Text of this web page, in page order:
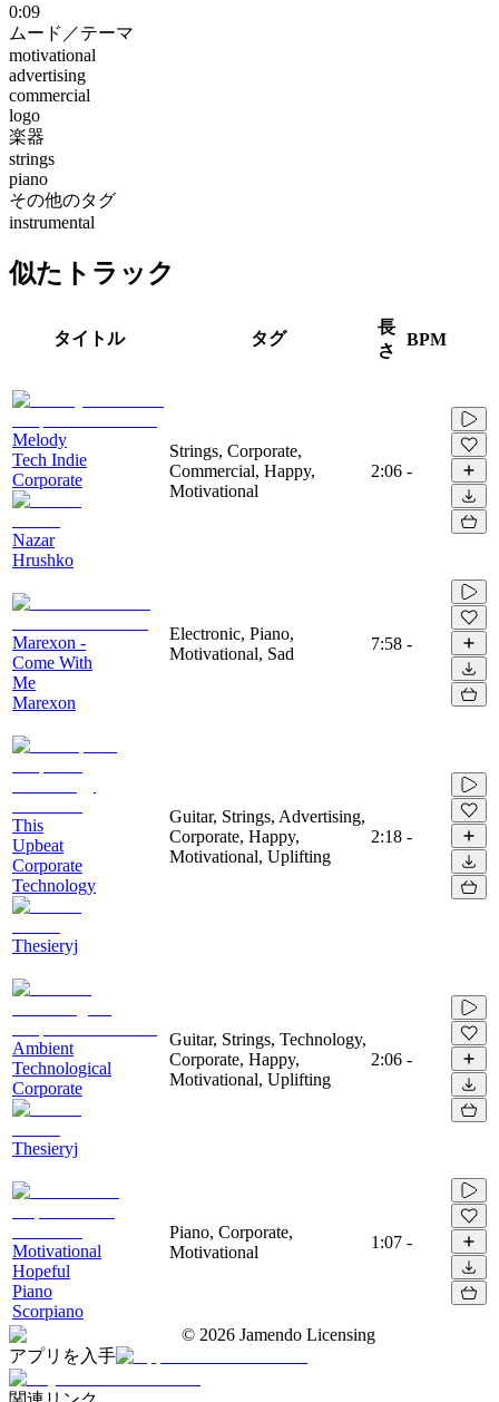
0:09
ムード／テーマ
motivational
advertising
commercial
logo
楽器
strings
piano
その他のタグ
instrumental
似たトラック
タイトル タグ
長
さ
BPM
Melody
Tech Indie
Corporate
Nazar
Hrushko
Strings, Corporate,
Commercial, Happy,
Motivational
2:06 -
Marexon -
Come With
Me
Marexon
Electronic, Piano,
Motivational, Sad
7:58 -
This
Upbeat
Corporate
Technology
Thesieryj
Guitar, Strings, Advertising,
Corporate, Happy,
Motivational, Uplifting
2:18 -
Ambient
Technological
Corporate
Thesieryj
Guitar, Strings, Technology,
Corporate, Happy,
Motivational, Uplifting
2:06 -
Motivational
Hopeful
Piano
Scorpiano
Piano, Corporate,
Motivational
1:07 -
© 2026 Jamendo Licensing
アプリを入手